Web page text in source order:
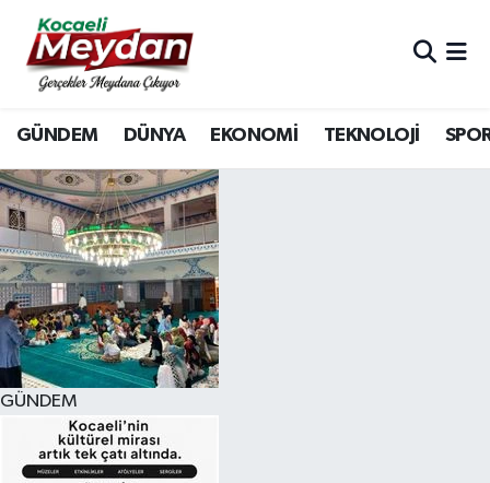
GÜNDEM DÜNYA EKONOMİ TEKNOLOJİ
GÜNDEM
Nöbetçi Eczaneler
Hava Durumu
Trafik Durumu
Süper Lig Puan Durumu ve Fikstür
Tüm Manşetler
Son Dakika Haberleri
Haber Arşivi